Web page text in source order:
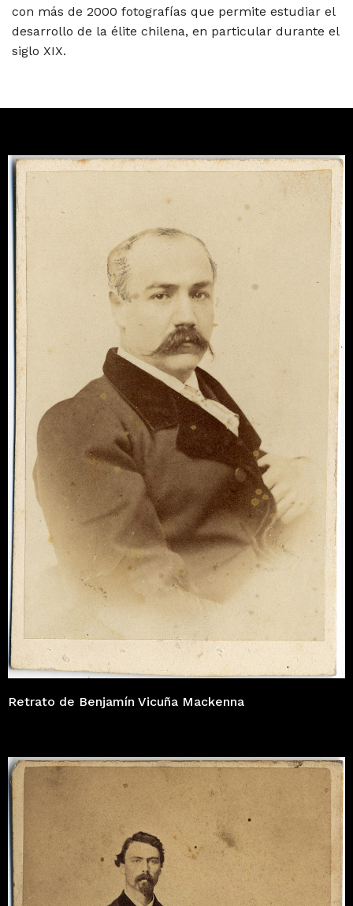
con más de 2000 fotografías que permite estudiar el
desarrollo de la élite chilena, en particular durante el
siglo XIX.
Retrato de Benjamín Vicuña Mackenna